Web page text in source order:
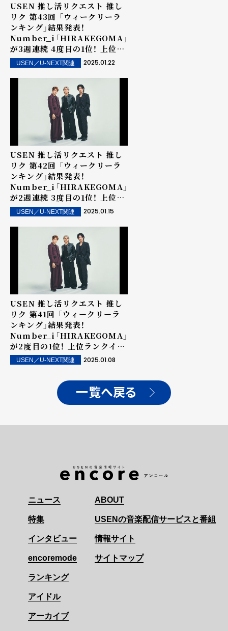
USEN 推し活リクエスト 推し
リク 第43回 「ウィークリーラ
ンキング」結果発表！
Number_i「HIRAKEGOMA」
が3週連続 4度目の1位！ 上位ラ
ンクイン楽曲は街中・店内で配
信！
USEN／U-NEXT関連 2025.01.22
USEN 推し活リクエスト 推し
リク 第42回 「ウィークリーラ
ンキング」結果発表！
Number_i「HIRAKEGOMA」
が2週連続 3度目の1位！ 上位ラ
ンクイン楽曲は街中・店内で配
信！
USEN／U-NEXT関連 2025.01.15
USEN 推し活リクエスト 推し
リク 第41回 「ウィークリーラ
ンキング」結果発表！
Number_i「HIRAKEGOMA」
が2度目の1位！ 上位ランクイン
楽曲は街中・店内で配信！
USEN／U-NEXT関連 2025.01.08
一覧へ戻る
ニュース
特集
インタビュー
encoremode
ランキング
アイドル
アーカイブ
ABOUT
USENの音楽配信サービスと番組
情報サイト
サイトマップ